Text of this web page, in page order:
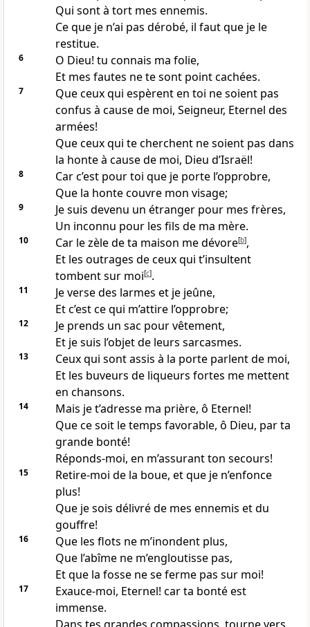
Qui sont à tort mes ennemis.
Ce que je n’ai pas dérobé, il faut que je le
restitue.
6
O Dieu! tu connais ma folie,
Et mes fautes ne te sont point cachées.
7
Que ceux qui espèrent en toi ne soient pas
confus à cause de moi, Seigneur, Eternel des
armées!
Que ceux qui te cherchent ne soient pas dans
la honte à cause de moi, Dieu d’Israël!
8
Car c’est pour toi que je porte l’opprobre,
Que la honte couvre mon visage;
9
Je suis devenu un étranger pour mes frères,
Un inconnu pour les fils de ma mère.
10 Car le zèle de ta maison me dévore[b],
Et les outrages de ceux qui t’insultent
tombent sur moi[c].
11
Je verse des larmes et je jeûne,
Et c’est ce qui m’attire l’opprobre;
12
Je prends un sac pour vêtement,
Et je suis l’objet de leurs sarcasmes.
13
Ceux qui sont assis à la porte parlent de moi,
Et les buveurs de liqueurs fortes me mettent
en chansons.
14
Mais je t’adresse ma prière, ô Eternel!
Que ce soit le temps favorable, ô Dieu, par ta
grande bonté!
Réponds-moi, en m’assurant ton secours!
15
Retire-moi de la boue, et que je n’enfonce
plus!
Que je sois délivré de mes ennemis et du
gouffre!
16
Que les flots ne m’inondent plus,
Que l’abîme ne m’engloutisse pas,
Et que la fosse ne se ferme pas sur moi!
17
Exauce-moi, Eternel! car ta bonté est
immense.